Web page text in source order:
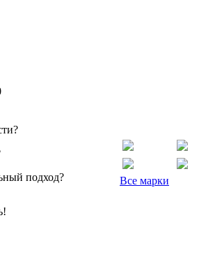
подход?
Все марки